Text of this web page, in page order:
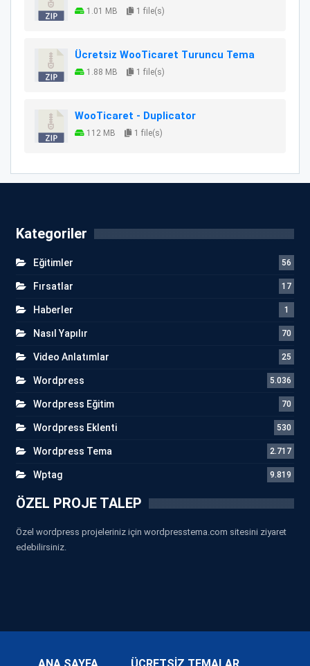
1.01 MB 1 file(s)
Ücretsiz WooTicaret Turuncu Tema
1.88 MB 1 file(s)
WooTicaret - Duplicator
112 MB 1 file(s)
Kategoriler
Eğitimler 56
Fırsatlar 17
Haberler 1
Nasıl Yapılır 70
Video Anlatımlar 25
Wordpress 5.036
Wordpress Eğitim 70
Wordpress Eklenti 530
Wordpress Tema 2.717
Wptag 9.819
ÖZEL PROJE TALEP
Özel wordpress projeleriniz için wordpresstema.com sitesini ziyaret
edebilirsiniz.